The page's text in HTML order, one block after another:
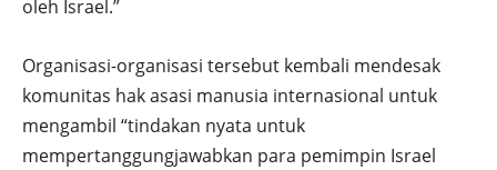
oleh Israel.”
Organisasi-organisasi tersebut kembali mendesak
komunitas hak asasi manusia internasional untuk
mengambil “tindakan nyata untuk
mempertanggungjawabkan para pemimpin Israel